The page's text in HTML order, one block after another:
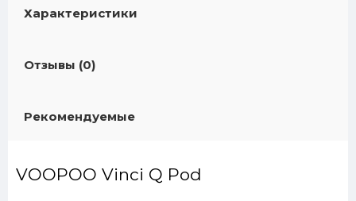
Характеристики
Отзывы (0)
Рекомендуемые
VOOPOO Vinci Q Pod